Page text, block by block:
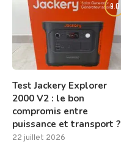
9.0
Test Jackery Explorer
2000 V2 : le bon
compromis entre
puissance et transport ?
22 juillet 2026